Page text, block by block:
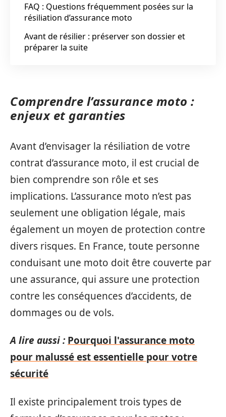
FAQ : Questions fréquemment posées sur la
résiliation d’assurance moto
Avant de résilier : préserver son dossier et
préparer la suite
Comprendre l’assurance moto :
enjeux et garanties
Avant d’envisager la résiliation de votre
contrat d’assurance moto, il est crucial de
bien comprendre son rôle et ses
implications. L’assurance moto n’est pas
seulement une obligation légale, mais
également un moyen de protection contre
divers risques. En France, toute personne
conduisant une moto doit être couverte par
une assurance, qui assure une protection
contre les conséquences d’accidents, de
dommages ou de vols.
A lire aussi : Pourquoi l'assurance moto
pour malussé est essentielle pour votre
sécurité
Il existe principalement trois types de